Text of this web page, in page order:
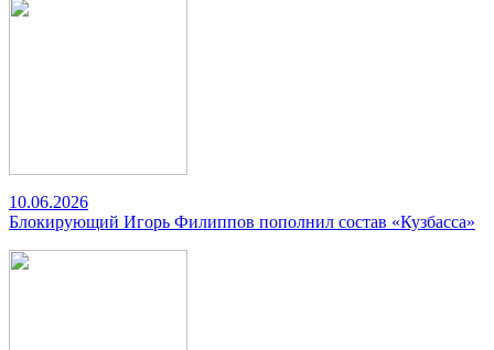
10.06.2026
Блокирующий Игорь Филиппов пополнил состав «Кузбасса»